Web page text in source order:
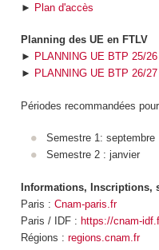
► Plan d'accès
Planning des UE en FTLV
► PLANNING UE BTP 25/26
► PLANNING UE BTP 26/27
Périodes recommandées
Semestre 1: septembre
Semestre 2 : janvier
Informations, Inscriptions,
Paris : Cnam-paris.fr
Paris / IDF : https://cnam-
Régions : regions.cnam.fr